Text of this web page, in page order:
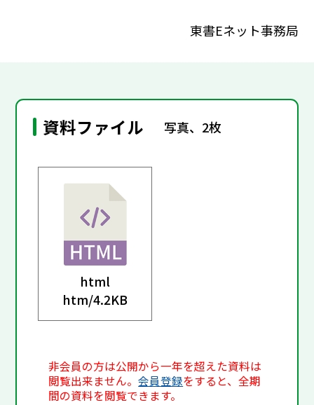
東書Eネット事務局
資料ファイル 写真、2枚
html
htm/4.2KB
非会員の方は公開から一年を超えた資料は
閲覧出来ません。会員登録をすると、全期
間の資料を閲覧できます。